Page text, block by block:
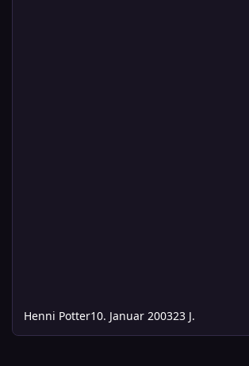
Henni Potter10. Januar 200323 J.